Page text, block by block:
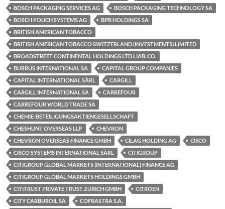
BOSCH PACKAGING SERVICES AG
BOSCH PACKAGING TECHNOLOGY SA
BOSCH POUCH SYSTEMS AG
BPB HOLDINGS SA
BRITISH AMERICAN TOBACCO
BRITISH AMERICAN TOBACCO SWITZERLAND (INVESTMENTS) LIMITED
BROADSTREET CONTINENTAL HOLDINGS LTD LIAB. CO.
BURRUS INTERNATIONAL SA
CAPITAL GROUP COMPANIES
CAPITAL INTERNATIONAL SÀRL
CARGILL
CARGILL INTERNATIONAL SA
CARREFOUR
CARREFOUR WORLD TRADE SA
CHEMIE-BETEILIGUNGSAKTIENGESELLSCHAFT
CHESHUNT OVERSEAS LLP
CHEVRON
CHEVRON OVERSEAS FINANCE GMBH
CILAG HOLDING AG
CISCO
CISCO SYSTEMS INTERNATIONAL SÀRL
CITIGROUP
CITIGROUP GLOBAL MARKETS (INTERNATIONAL) FINANCE AG
CITIGROUP GLOBAL MARKETS HOLDINGS GMBH
CITITRUST PRIVATE TRUST ZURICH GMBH
CITROEN
CITY CARBUROIL SA
COFRASTRA S.A.